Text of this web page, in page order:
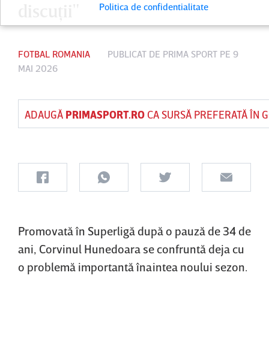
FOTBAL ROMANIA PUBLICAT DE PRIMA SPORT PE 9
MAI 2026
ADAUGĂ PRIMASPORT.ROCA SURSĂ PREFERATĂ ÎN
Promovată în Superligă după o pauză de 34 de
ani, Corvinul Hunedoara se confruntă deja cu
o problemă importantă înaintea noului sezon.
Politica de confidentialitate